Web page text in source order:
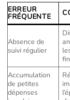
ERREUR
FRÉQUENTE
Absence de
suivi régulier
Accumulation
de petites
dépenses